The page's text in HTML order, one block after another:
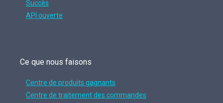
Succès
API ouverte
Ce que nous faisons
Centre de produits gagnants
Centre de traitement des commandes